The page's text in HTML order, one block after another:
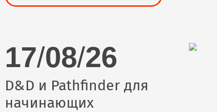
17/08/26
D&D и Pathfinder для
начинающих